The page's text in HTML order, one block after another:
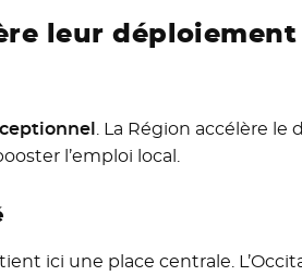
leur déploiement
. La Région accélère
l’emploi local.
tient ici une place centrale.